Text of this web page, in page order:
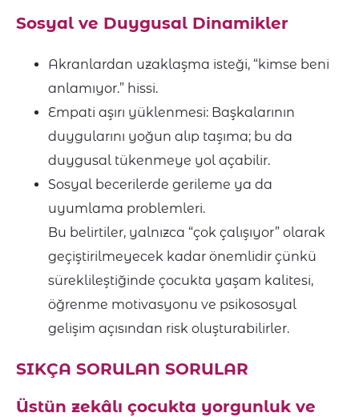
Sosyal ve Duygusal Dinamikler
Akranlardan uzaklaşma isteği, “kimse beni
anlamıyor.” hissi.
Empati aşırı yüklenmesi: Başkalarının
duygularını yoğun alıp taşıma; bu da
duygusal tükenmeye yol açabilir.
Sosyal becerilerde gerileme ya da
uyumlama problemleri.
Bu belirtiler, yalnızca “çok çalışıyor” olarak
geçiştirilmeyecek kadar önemlidir çünkü
süreklileştiğinde çocukta yaşam kalitesi,
öğrenme motivasyonu ve psikososyal
gelişim açısından risk oluşturabilirler.
SIKÇA SORULAN SORULAR
Üstün zekâlı çocukta yorgunluk ve